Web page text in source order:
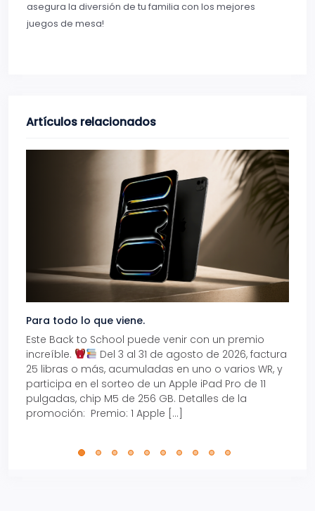
asegura la diversión de tu familia con los mejores
juegos de mesa!
Artículos relacionados
Para todo lo que viene.
Este Back to School puede venir con un premio
increíble.
Del 3 al 31 de agosto de 2026, factura
25 libras o más, acumuladas en uno o varios WR, y
participa en el sorteo de un Apple iPad Pro de 11
pulgadas, chip M5 de 256 GB. Detalles de la
promoción: Premio: 1 Apple […]